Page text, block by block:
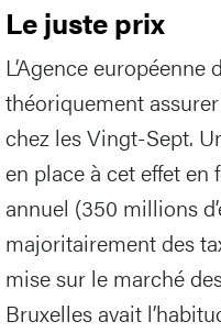
Le juste prix
L’Agence
théoriquement
chez les Vingt-Sept.
en place à cet effet en
annuel (350 millions
majoritairement des
mise sur le marché
Bruxelles avait